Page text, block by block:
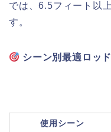
では、6.5フィート以
す。
シーン別最適ロッ
使用シーン